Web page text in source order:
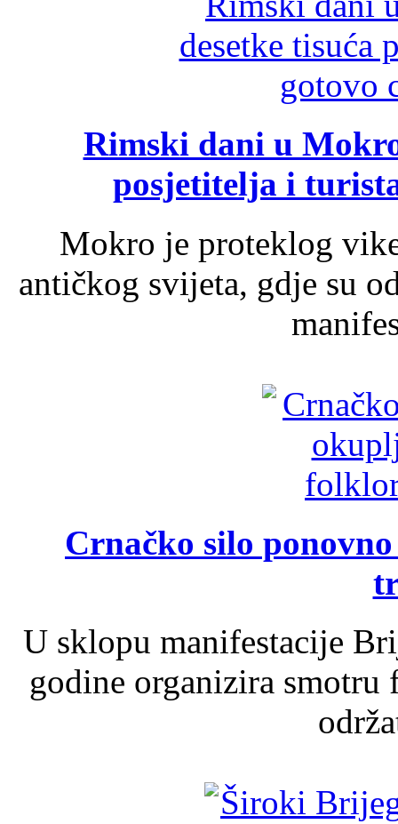
Rimski dani u
posjetitelja i
Mokro je proteklog
antičkog svijeta, gdje su
Crnačko silo
U sklopu manifestacije
godine organizira